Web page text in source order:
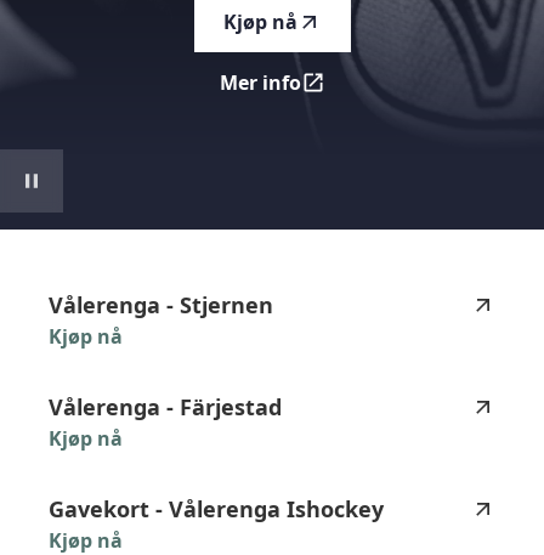
Kjøp nå
Mer infoVålerenga Hockey -
Vålerenga - Stjernen
Kjøp nå
Vålerenga - Färjestad
Kjøp nå
Gavekort - Vålerenga Ishockey
Kjøp nå